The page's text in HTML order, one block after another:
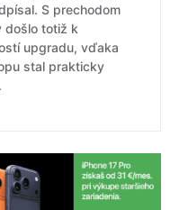
S prechodom
došlo totiž k
upgradu, vďaka
stal prakticky